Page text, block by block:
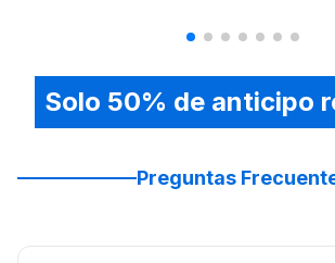
Solo 50% de anticipo
Preguntas